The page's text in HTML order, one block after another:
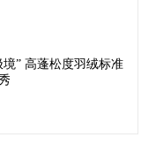
” 高蓬松度羽绒标准